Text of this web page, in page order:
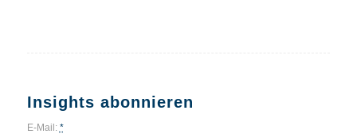
Insights abonnieren
E-Mail: *